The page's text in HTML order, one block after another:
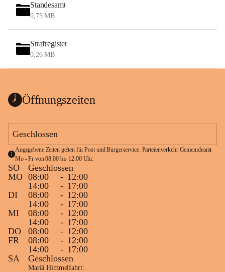
Standesamt
0,75 MB
Strafregister
0,26 MB
Öffnungszeiten
Geschlossen
Angegebene Zeiten gelten für Post und Bürgerservice. Parteienverkehr Gemeindeamt
Mo - Fr von 08:00 bis 12:00 Uhr.
SO
Geschlossen
MO 08:00 - 12:00
14:00
- 17:00
DI
08:00 - 12:00
14:00
- 17:00
MI
08:00 - 12:00
14:00
- 17:00
DO
08:00 - 12:00
FR
08:00 - 12:00
14:00
- 17:00
SA
Geschlossen
Mariä Himmelfahrt: